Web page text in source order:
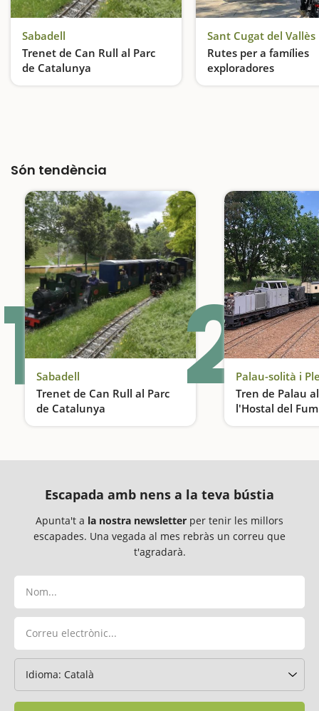
Sabadell
Trenet de Can Rull al Parc
de Catalunya
Una activitat ideal per fer amb nens a prop de Barcelona
Sant Cugat del Vallès
Rutes per a famílies
exploradores
Són tendència
1Sabadell
Trenet de Can Rull al Parc
de Catalunya
Una activitat ideal per fer amb nens a prop de Barcelona
2Palau-solità i
Tren de Palau
l'Hostal del Fum
Viatgem en tren!
Escapada amb nens a la teva bústia
Apunta't a la nostra newsletter per tenir les millors
escapades. Una vegada al mes rebràs un correu que
t'agradarà.